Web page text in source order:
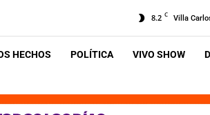
8.2 C Villa
HECHOS POLÍTICA VIVO SHOW